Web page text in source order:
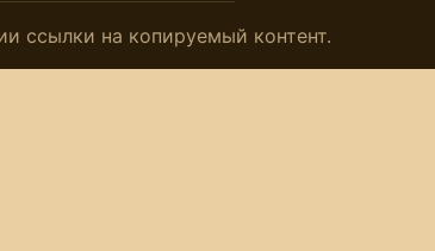
ссылки на копируемый контент.